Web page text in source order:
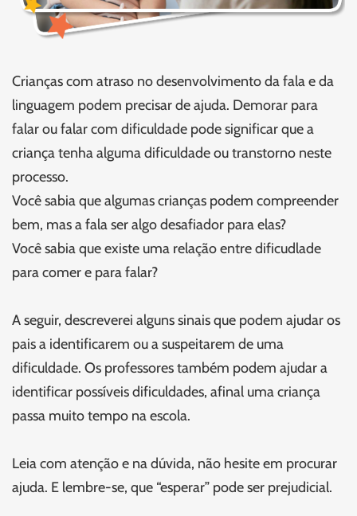
Crianças com atraso no desenvolvimento da fala e da
linguagem podem precisar de ajuda. Demorar para
falar ou falar com dificuldade pode significar que a
criança tenha alguma dificuldade ou transtorno neste
processo.
Você sabia que algumas crianças podem compreender
bem, mas a fala ser algo desafiador para elas?
Você sabia que existe uma relação entre dificudlade
para comer e para falar?
A seguir, descreverei alguns sinais que podem ajudar os
pais a identificarem ou a suspeitarem de uma
dificuldade. Os professores também podem ajudar a
identificar possíveis dificuldades, afinal uma criança
passa muito tempo na escola.
Leia com atenção e na dúvida, não hesite em procurar
ajuda. E lembre-se, que “esperar” pode ser prejudicial.